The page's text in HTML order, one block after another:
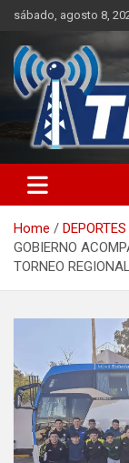
Skip
content
sábado, agosto 8,
Home
DEPORTES
GOBIERNO
TORNEO